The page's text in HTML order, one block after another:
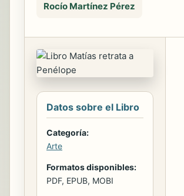
Rocío Martínez Pérez
Datos sobre el Libro
Categoría:
Arte
Formatos disponibles:
PDF, EPUB, MOBI